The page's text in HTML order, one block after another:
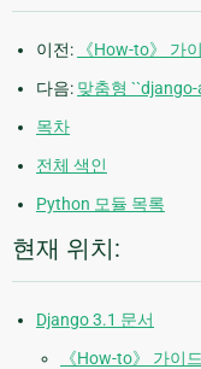
이전:
《How-to》 가
다음: 맞춤형
목차
전체 색인
Python 모듈 목록
현재 위치:
Django 3.1 문서
《How-to》 가이드